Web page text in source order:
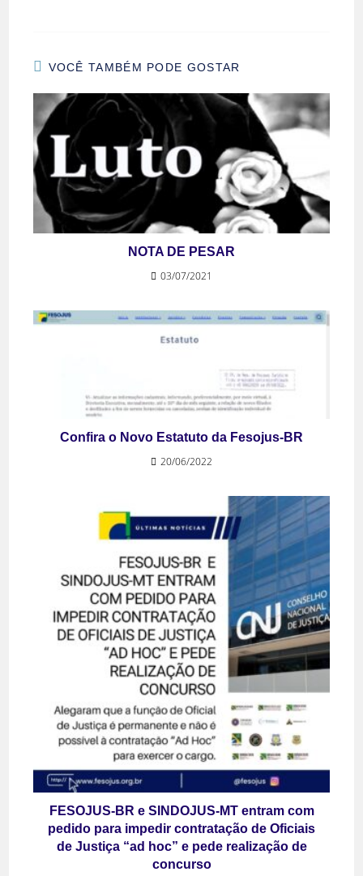
VOCÊ TAMBÉM PODE GOSTAR
NOTA DE PESAR
03/07/2021
Confira o Novo Estatuto da Fesojus-BR
20/06/2022
FESOJUS-BR e SINDOJUS-MT entram com
pedido para impedir contratação de Oficiais
de Justiça “ad hoc” e pede realização de
concurso